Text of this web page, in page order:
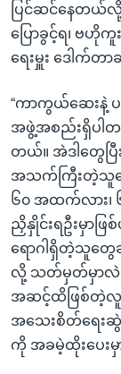
ပြင်ဆင်နေတယ်လို့
ပြောခွင့်ရ၊ ဗဟို
ရေးမှူး ဒေါက်တာ
“ကာကွယ်ဆေးနဲ့
အဖွဲ့အစည်းရှိပါတ
တယ်။ အဲဒါတွေပ
အသက်ကြီးတဲ့သူ
၆၀ အထက်လား၊
ညှိနှိုင်းရဦးမှာဖ
ရောဂါရှိတဲ့သူတွေ
လို့ သတ်မှတ်မှာလဲ
အဆင့်ထိဖြစ်တဲ့လူ
အသေးစိတ်ရေးဆွဲ
ကို အခမဲ့ထိုးပေးမှ